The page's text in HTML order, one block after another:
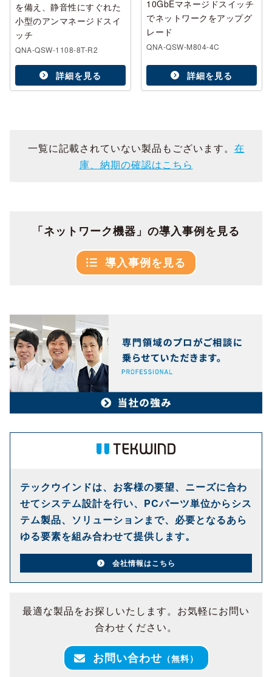
を備え、静音性にすぐれた
小型のアンマネージドスイ
ッチ
QNA-QSW-1108-8T-R2
詳細を見る
10GbEマネージドスイッチ
でネットワークをアップグ
レード
QNA-QSW-M804-4C
詳細を見る
一覧に記載されていない製品もございます。 在
庫、納期の確認はこちら
「ネットワーク機器」の導入事例を見る
導入事例を見る
テックウインドは、お客様の要望、ニーズに合わ
せてシステム設計を行い、PCパーツ単位からシス
テム製品、ソリューションまで、必要となるあら
ゆる要素を組み合わせて提供します。
会社情報はこちら
最適な製品をお探しいたします。お気軽にお問い
合わせください。
お問い合わせ （無料）